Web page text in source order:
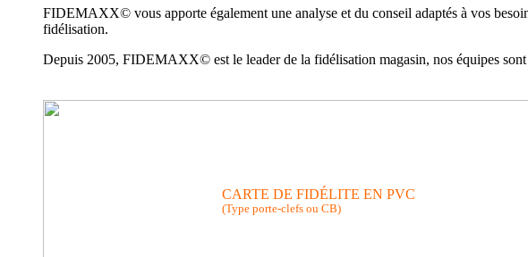
CARTE DE FIDÉLITE EN PVC
(Type porte-clefs ou CB)
FIDEMAXX© vous apporte également une analyse et du conseil adaptés à vos
fidélisation.
Depuis 2005, FIDEMAXX© est le leader de la fidélisation magasin, nos équipes